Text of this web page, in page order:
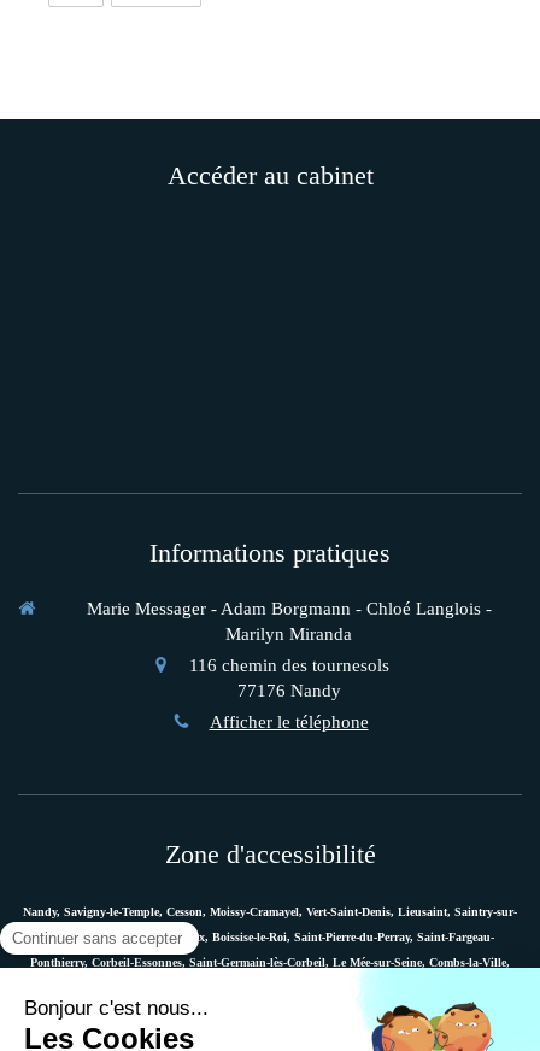
Accéder au cabinet
Informations pratiques
Marie Messager - Adam Borgmann - Chloé Langlois -
Marilyn Miranda
116 chemin des tournesols
77176 Nandy
Afficher le téléphone
Zone d'accessibilité
Nandy, Savigny-le-Temple, Cesson, Moissy-Cramayel, Vert-Saint-Denis, Lieusaint, Saintry-sur-
Seine, Le Coudray-Montceaux, Boissise-le-Roi, Saint-Pierre-du-Perray, Saint-Fargeau-
Ponthierry, Corbeil-Essonnes, Saint-Germain-lès-Corbeil, Le Mée-sur-Seine, Combs-la-Ville,
Boussy-Saint-Antoine, etc.